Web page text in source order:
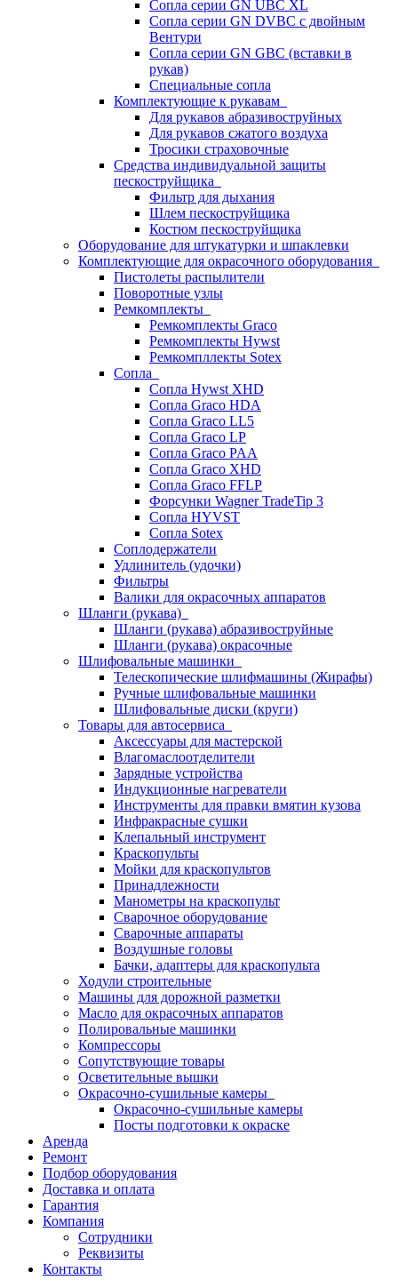
Сопла серии GN UBC XL
Сопла серии GN DVBC с двойным
Вентури
Сопла серии GN GBC (вставки в
рукав)
Специальные сопла
Комплектующие к рукавам
Для рукавов абразивоструйных
Для рукавов сжатого воздуха
Тросики страховочные
Средства индивидуальной защиты
пескоструйщика
Фильтр для дыхания
Шлем пескоструйщика
Костюм пескоструйщика
Оборудование для штукатурки и шпаклевки
Комплектующие для окрасочного оборудования
Пистолеты распылители
Поворотные узлы
Ремкомплекты
Ремкомплекты Graco
Ремкомплекты Hywst
Ремкомпллекты Sotex
Сопла
Сопла Hywst XHD
Сопла Graco HDA
Сопла Graco LL5
Сопла Graco LP
Сопла Graco PAA
Сопла Graco XHD
Сопла Graco FFLP
Форсунки Wagner TradeTip 3
Сопла HYVST
Сопла Sotex
Соплодержатели
Удлинитель (удочки)
Фильтры
Валики для окрасочных аппаратов
Шланги (рукава)
Шланги (рукава) абразивоструйные
Шланги (рукава) окрасочные
Шлифовальные машинки
Телескопические шлифмашины (Жирафы)
Ручные шлифовальные машинки
Шлифовальные диски (круги)
Товары для автосервиса
Аксессуары для мастерской
Влагомаслоотделители
Зарядные устройства
Индукционные нагреватели
Инструменты для правки вмятин кузова
Инфракрасные сушки
Клепальный инструмент
Краскопульты
Мойки для краскопультов
Принадлежности
Манометры на краскопульт
Сварочное оборудование
Сварочные аппараты
Воздушные головы
Бачки, адаптеры для краскопульта
Ходули строительные
Машины для дорожной разметки
Масло для окрасочных аппаратов
Полировальные машинки
Компрессоры
Сопутствующие товары
Осветительные вышки
Окрасочно-сушильные камеры
Окрасочно-сушильные камеры
Посты подготовки к окраске
Аренда
Ремонт
Подбор оборудования
Доставка и оплата
Гарантия
Компания
Сотрудники
Реквизиты
Контакты